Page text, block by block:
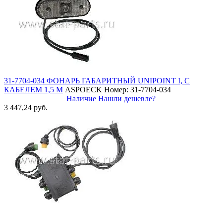
31-7704-034 ФОНАРЬ ГАБАРИТНЫЙ UNIPOINT I, С
КАБЕЛЕМ 1,5 М ASPOECK Номер: 31-7704-034
Наличие Нашли дешевле?
3 447,24 руб.